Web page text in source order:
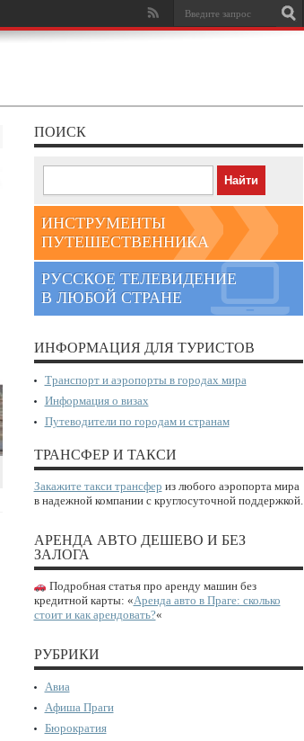
ПОИСК
ИНСТРУМЕНТЫ
ПУТЕШЕСТВЕННИКА
РУССКОЕ ТЕЛЕВИДЕНИЕ
В ЛЮБОЙ СТРАНЕ
ИНФОРМАЦИЯ ДЛЯ ТУРИСТОВ
Транспорт и аэропорты в городах мира
Информация о визах
Путеводители по городам и странам
ТРАНСФЕР И ТАКСИ
Закажите такси трансфер из любого аэропорта мира
в надежной компании с круглосуточной поддержкой.
АРЕНДА АВТО ДЕШЕВО И БЕЗ
ЗАЛОГА
Подробная статья про аренду машин без
кредитной карты: «Аренда авто в Праге: сколько
стоит и как арендовать?«
РУБРИКИ
Авиа
Афиша Праги
Бюрократия